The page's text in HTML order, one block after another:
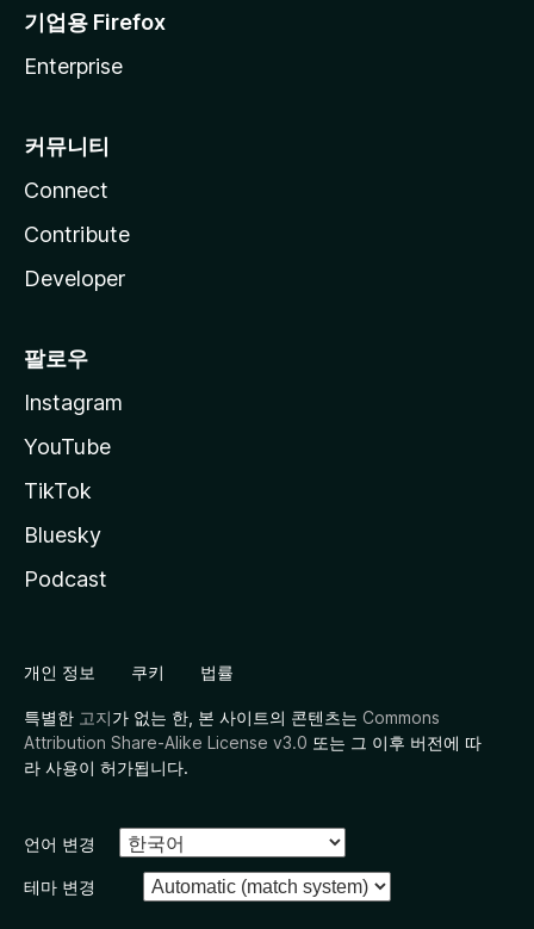
기업용 Firefox
Enterprise
커뮤니티
Connect
Contribute
Developer
팔로우
Instagram
YouTube
TikTok
Bluesky
Podcast
개인 정보 쿠키 법률
특별한 고지가 없는 한, 본 사이트의 콘텐츠는 Commons
Attribution Share-Alike License v3.0 또는 그 이후 버전에 따
라 사용이 허가됩니다.
언어 변경
테마 변경